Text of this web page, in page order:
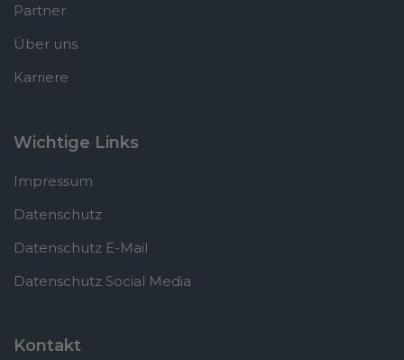
Partner
Über uns
Karriere
Wichtige Links
Impressum
Datenschutz
Datenschutz E-Mail
Datenschutz Social Media
Kontakt